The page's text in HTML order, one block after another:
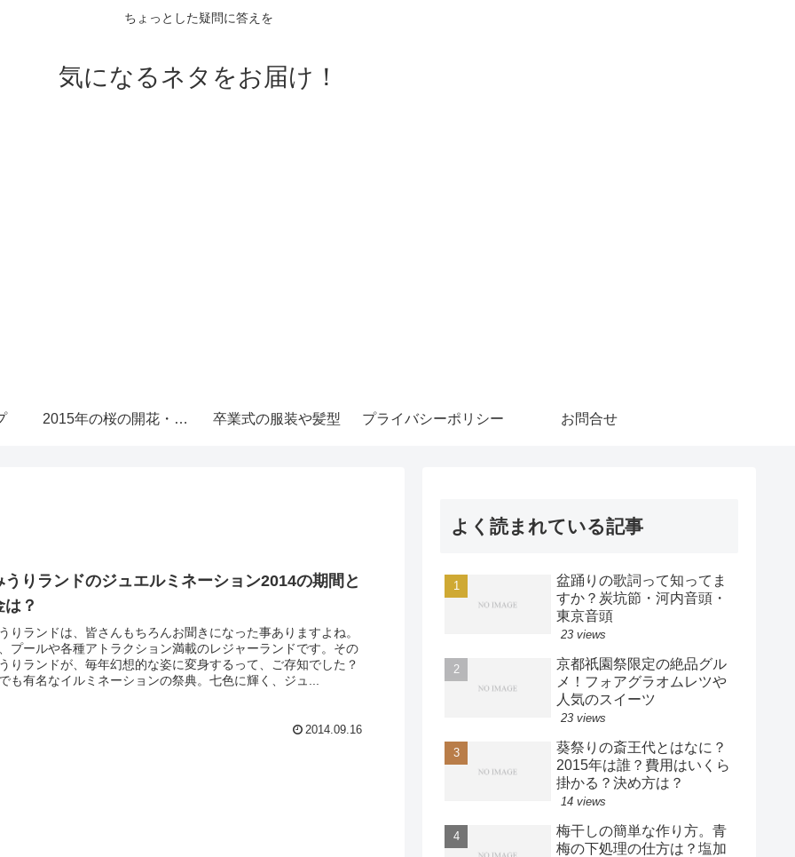
ちょっとした疑問に答えを
気になるネタをお届け！
2015年の桜の開花・お花見情報 卒業式の服装や髪型 プライバシーポリシー お問合せ
うりランドのジュエルミネーション2014の期間と
は？
りランドは、皆さんもちろんお聞きになった事ありますよね。
プールや各種アトラクション満載のレジャーランドです。その
りランドが、毎年幻想的な姿に変身するって、ご存知でした？
も有名なイルミネーションの祭典。七色に輝く、ジュ...
2014.09.16
よく読まれている記事
盆踊りの歌詞って知ってま
すか？炭坑節・河内音頭・
東京音頭
23 views
京都祇園祭限定の絶品グル
メ！フォアグラオムレツや
人気のスイーツ
23 views
葵祭りの斎王代とはなに？
2015年は誰？費用はいくら
掛かる？決め方は？
14 views
梅干しの簡単な作り方。青
梅の下処理の仕方は？塩加